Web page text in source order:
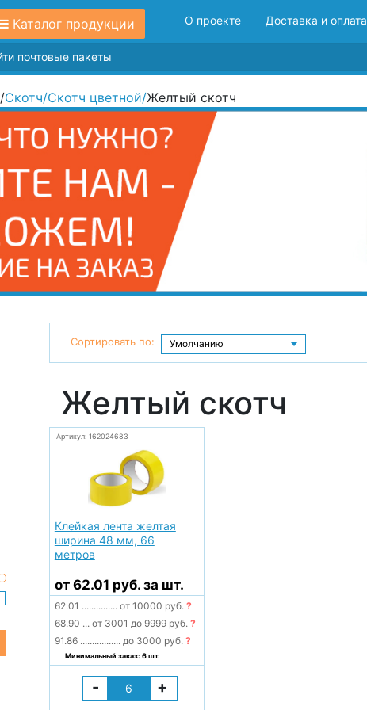
Каталог продукции О проекте Доставка и оплата
/Скотч/Скотч цветной/Желтый скотч
Сортировать по:
Желтый скотч
Артикул: 162024683
Клейкая лента желтая
ширина 48 мм, 66
метров
от 62.01 руб. за шт.
62.01 ............... от 10000 руб. ?
68.90 ... от 3001 до 9999 руб. ?
91.86 ................. до 3000 руб. ?
Минимальный заказ: 6 шт.
- +